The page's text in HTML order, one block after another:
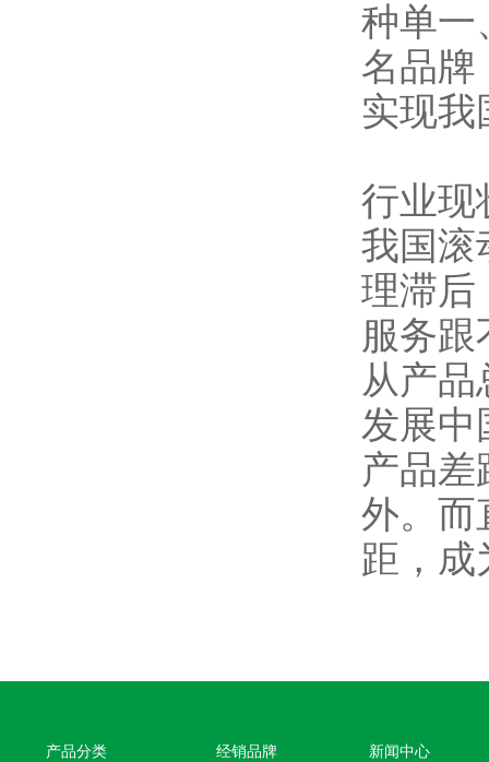
种单一
名品牌
实现我
行业现
我国滚
理滞后
服务跟
从产
发展中
产品差
外。而
距，成
产品分类 经销品牌 新闻中心